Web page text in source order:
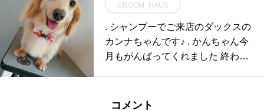
GROOM_HAUS
. シャンプーでご来店のダックスの
カンナちゃんです♪ . かんちゃん今
月もがんばってくれました 終わっ
コメント